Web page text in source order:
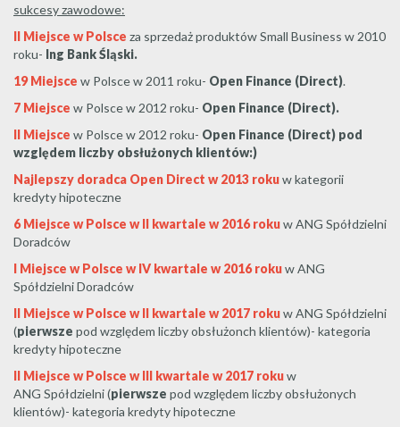
sukcesy zawodowe:
II Miejsce w Polsce za sprzedaż produktów Small Business w 2010
roku- Ing Bank Śląski.
19 Miejsce w Polsce w 2011 roku- Open Finance (Direct).
7 Miejsce w Polsce w 2012 roku- Open Finance (Direct).
II Miejsce w Polsce w 2012 roku- Open Finance (Direct) pod
względem liczby obsłużonych klientów:)
Najlepszy doradca Open Direct w 2013 rokuw kategorii
kredyty hipoteczne
6 Miejsce w Polsce w II kwartale w 2016 rokuw ANG Spółdzielni
Doradców
I Miejsce w Polsce w IV kwartale w 2016 rokuw ANG
Spółdzielni Doradców
II Miejsce w Polsce w II kwartale w 2017 rokuw ANG Spółdzielni
(pierwsze pod względem liczby obsłużonch klientów)- kategoria
kredyty hipoteczne
II Miejsce w Polsce w III kwartale w 2017 rokuw
ANG Spółdzielni (pierwsze pod względem liczby obsłużonych
klientów)- kategoria kredyty hipoteczne